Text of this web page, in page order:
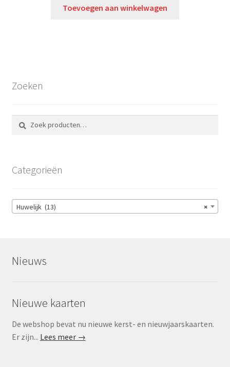
Toevoegen aan winkelwagen
Zoeken
Zoeken
naar:
Zoeken
Categorieën
×
Huwelijk (13)
Nieuws
Nieuwe kaarten
De webshop bevat nu nieuwe kerst- en nieuwjaarskaarten.
Er zijn... Lees meer →